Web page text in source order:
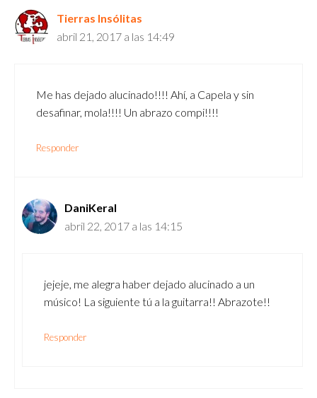
Tierras Insólitas
abril 21, 2017 a las 14:49
Me has dejado alucinado!!!! Ahí, a Capela y sin
desafinar, mola!!!! Un abrazo compi!!!!
Responder
DaniKeral
abril 22, 2017 a las 14:15
jejeje, me alegra haber dejado alucinado a un
músico! La siguiente tú a la guitarra!! Abrazote!!
Responder